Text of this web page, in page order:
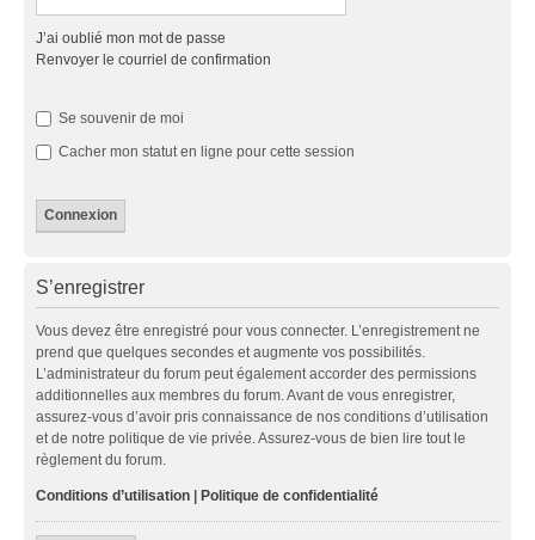
J’ai oublié mon mot de passe
Renvoyer le courriel de confirmation
Se souvenir de moi
Cacher mon statut en ligne pour cette session
S’enregistrer
Vous devez être enregistré pour vous connecter. L’enregistrement ne
prend que quelques secondes et augmente vos possibilités.
L’administrateur du forum peut également accorder des permissions
additionnelles aux membres du forum. Avant de vous enregistrer,
assurez-vous d’avoir pris connaissance de nos conditions d’utilisation
et de notre politique de vie privée. Assurez-vous de bien lire tout le
règlement du forum.
Conditions d’utilisation Politique de confidentialité